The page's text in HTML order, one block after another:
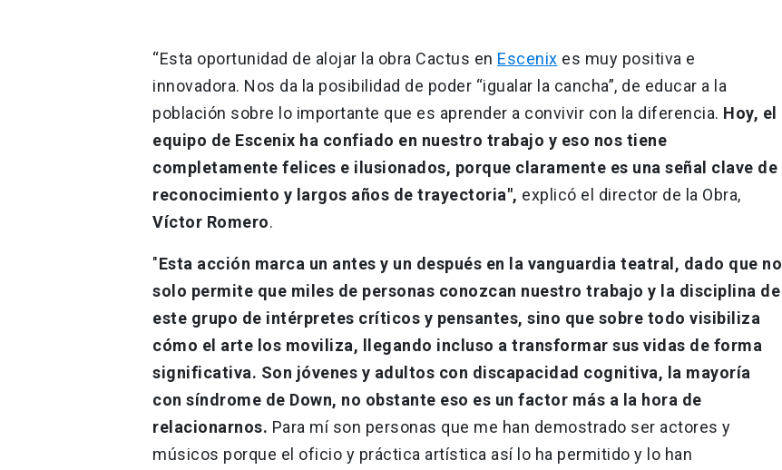
“Esta oportunidad de alojar la obra Cactus en Escenix es muy positiva e
innovadora. Nos da la posibilidad de poder “igualar la cancha”, de educar a la
población sobre lo importante que es aprender a convivir con la diferencia. Hoy, el
equipo de Escenix ha confiado en nuestro trabajo y eso nos tiene
completamente felices e ilusionados, porque claramente es una señal clave de
reconocimiento y largos años de trayectoria", explicó el director de la Obra,
Víctor Romero.
"Esta acción marca un antes y un después en la vanguardia teatral, dado que no
solo permite que miles de personas conozcan nuestro trabajo y la disciplina de
este grupo de intérpretes críticos y pensantes, sino que sobre todo visibiliza
cómo el arte los moviliza, llegando incluso a transformar sus vidas de forma
significativa. Son jóvenes y adultos con discapacidad cognitiva, la mayoría
con síndrome de Down, no obstante eso es un factor más a la hora de
relacionarnos. Para mí son personas que me han demostrado ser actores y
músicos porque el oficio y práctica artística así lo ha permitido y lo han